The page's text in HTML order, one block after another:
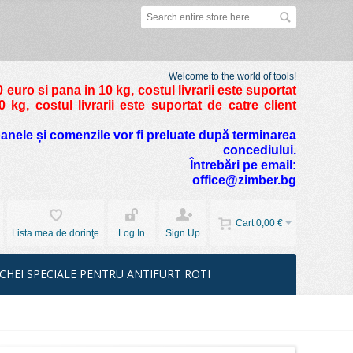
Welcome to the world of tools!
euro si pana in 10 kg, costul livrarii este suportat
kg, costul livrarii este suportat de catre client
și comenzile vor fi preluate după terminarea
concediului.
Întrebări pe email:
office@zimber.bg
Cart 0,00 €
Lista mea de dorinţe
Log In Sign Up
CHEI SPECIALE PENTRU ANTIFURT ROTI